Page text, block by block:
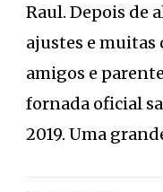
Raul. Depois de
ajustes e
amigos e
fornada oficial
2019. Uma